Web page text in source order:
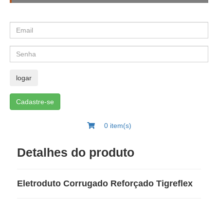
Cadastre-se
0 item(s)
Detalhes do produto
Eletroduto Corrugado Reforçado Tigreflex